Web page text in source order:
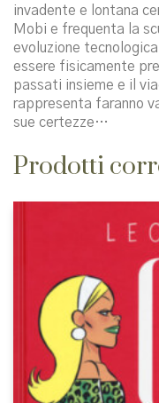
invadente e lontana
Mobi e frequenta la
evoluzione
essere fisicamente
passati insieme e il
rappresenta faranno
sue certezze…
Prodotti